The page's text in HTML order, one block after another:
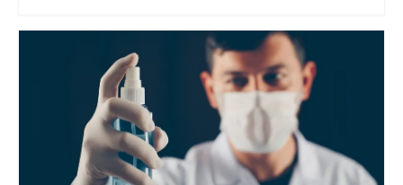
długoterminowym zarządzaniem nieruchomościami. Każdy
zarządca, który ma na celu skuteczne prowadzenie swojej
działalności, uświadamia sobie znaczenie prognozowania.
Poprzez analizę wcześniejszych danych, trendów rynkowych i
zachowań najemców, zarządzanie nieruchomościami staje
się bardziej zorganizowane i efektywne.